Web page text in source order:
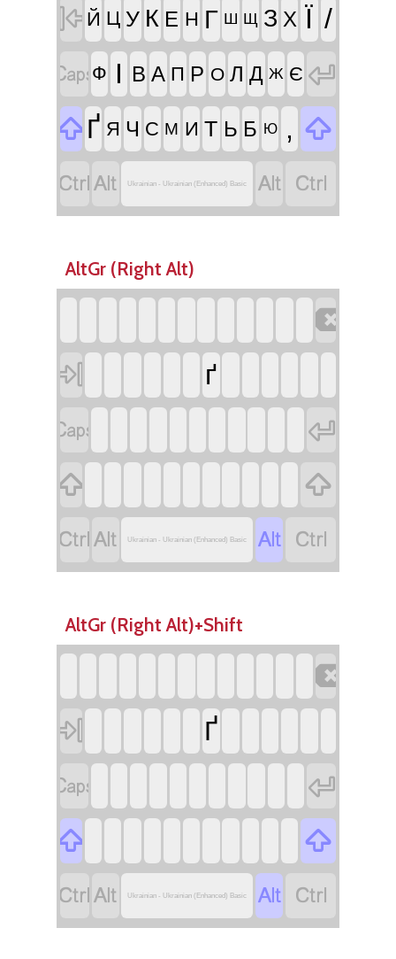
 Й Ц У К Е Н Г Ш Щ З Х Ї /
Ф І В А П Р О Л Д Ж Є 
 Ґ Я Ч С М И Т Ь Б Ю , 
 Ukrainian - Ukrainian (Enhanced) Basic  
AltGr (Right Alt)


ґ




 Ukrainian - Ukrainian (Enhanced) Basic  
AltGr (Right Alt)+Shift


Ґ




 Ukrainian - Ukrainian (Enhanced) Basic  